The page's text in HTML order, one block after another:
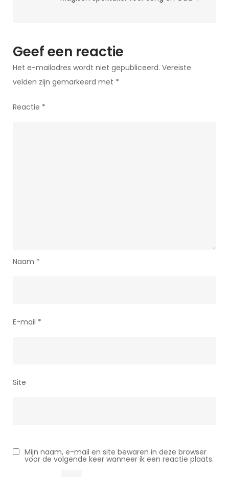
Geef een reactie
Het e-mailadres wordt niet gepubliceerd. Vereiste
velden zijn gemarkeerd met *
Reactie *
Naam *
E-mail *
Site
Mijn naam, e-mail en site bewaren in deze browser
voor de volgende keer wanneer ik een reactie plaats.